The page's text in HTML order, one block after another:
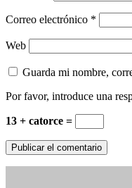
Correo electrónico *
Web
Guarda mi nombre,
Por favor, introduce una
13 + catorce =